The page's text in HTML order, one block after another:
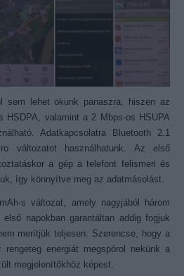
sem lehet okunk panaszra, hiszen az
HSDPA, valamint a 2 Mbps-os HSUPA
Adatkapcsolatra Bluetooth 2.1
változatot használhatunk. Az első
a gép a telefont felismeri és
így könnyítve meg az adatmásolást.
s változat, amely nagyjából három
napokban garantáltan addig fogjuk
merítjük teljesen. Szerencse, hogy a
energiát megspórol nekünk a
megjelenítőkhöz képest.